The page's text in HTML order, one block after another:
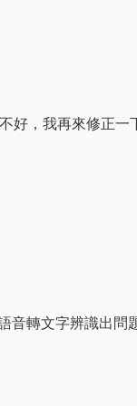
好，我再來修正一
音轉文字辨識出問